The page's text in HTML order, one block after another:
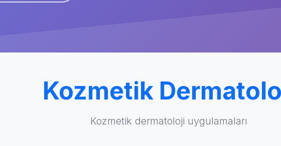
Kozmetik
Kozmetik dermatoloji uygulamaları